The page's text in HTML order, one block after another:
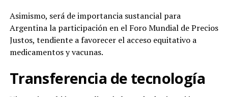
Asimismo, será de importancia sustancial para
Argentina la participación en el Foro Mundial de Precios
Justos, tendiente a favorecer el acceso equitativo a
medicamentos y vacunas.
Transferencia de tecnología